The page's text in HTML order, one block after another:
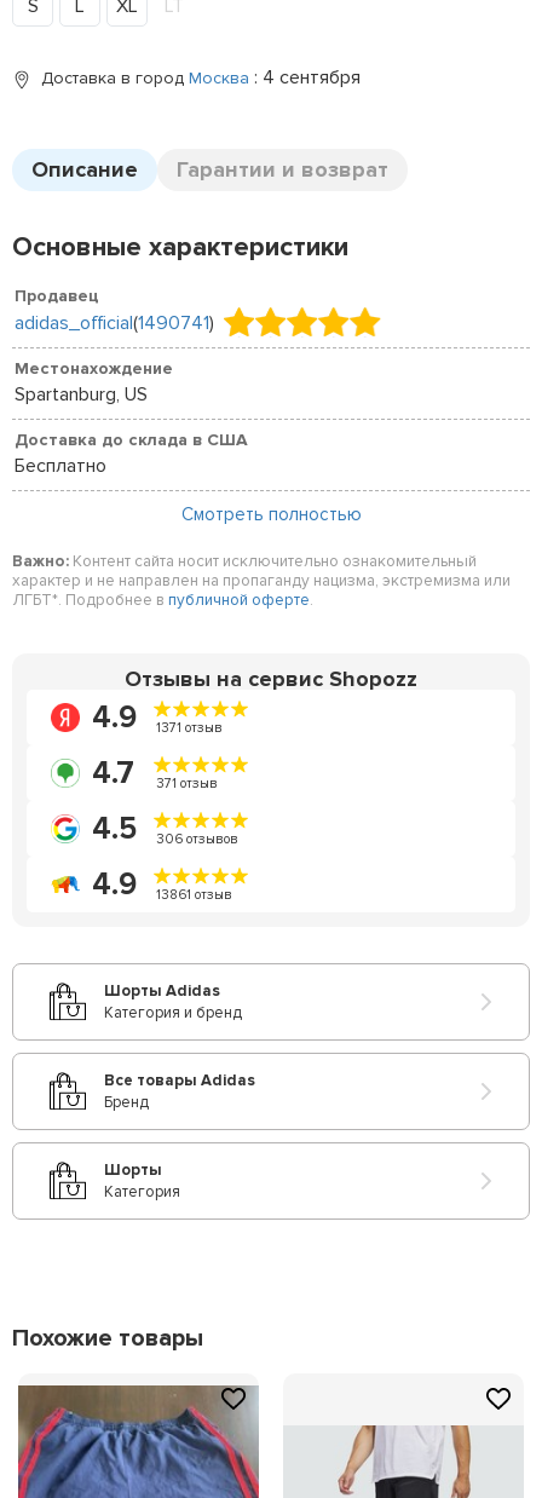
S L XL LT
Доставка в город Москва : 4 сентября
Описание Гарантии и возврат
Основные характеристики
Продавец
adidas_official(1490741)
Местонахождение
Spartanburg, US
Доставка до склада в США
Бесплатно
Смотреть полностью
Важно: Контент сайта носит исключительно ознакомительный
характер и не направлен на пропаганду нацизма, экстремизма или
ЛГБТ*. Подробнее в публичной оферте.
Отзывы на сервис Shopozz
4.9 1371 отзыв
4.7 371 отзыв
4.5 306 отзывов
4.9 13861 отзыв
Шорты Adidas
Категория и бренд
Все товары Adidas
Бренд
Шорты
Категория
Похожие товары